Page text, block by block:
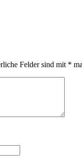
Felder sind mit *